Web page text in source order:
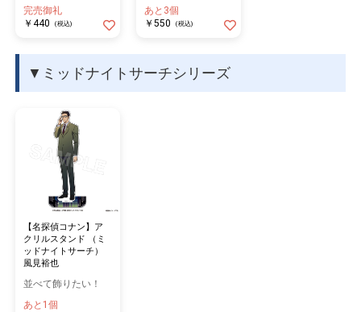
完売御礼
￥440
(税込)
あと3個
￥550
(税込)
▼ミッドナイトサーチシリーズ
【名探偵コナン】ア
クリルスタンド （ミ
ッドナイトサーチ）
風見裕也
並べて飾りたい！
あと1個